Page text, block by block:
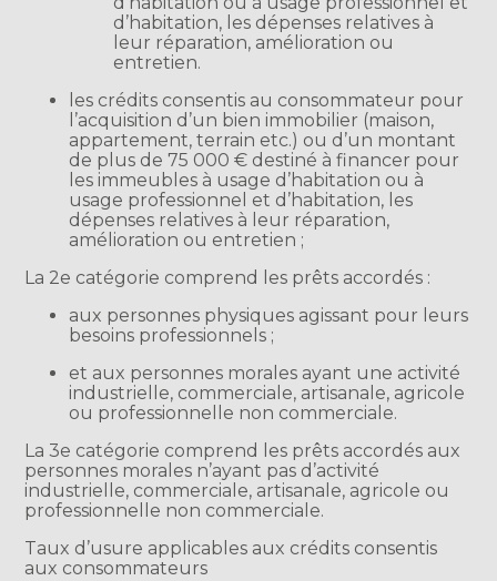
d’habitation, les dépenses relatives à
leur réparation, amélioration ou
entretien.
les crédits consentis au consommateur pour
l’acquisition d’un bien immobilier (maison,
appartement, terrain etc.) ou d’un montant
de plus de 75 000 € destiné à financer pour
les immeubles à usage d’habitation ou à
usage professionnel et d’habitation, les
dépenses relatives à leur réparation,
amélioration ou entretien ;
La 2e catégorie comprend les prêts accordés :
aux personnes physiques agissant pour leurs
besoins professionnels ;
et aux personnes morales ayant une activité
industrielle, commerciale, artisanale, agricole
ou professionnelle non commerciale.
La 3e catégorie comprend les prêts accordés aux
personnes morales n’ayant pas d’activité
industrielle, commerciale, artisanale, agricole ou
professionnelle non commerciale.
Taux d’usure applicables aux crédits consentis
aux consommateurs